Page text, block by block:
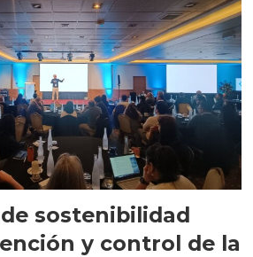
sostenibilidad
y control de la